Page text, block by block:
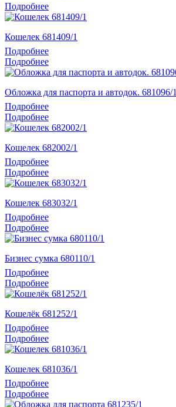
Подробнее
Кошелек 681409/1
Подробнее
Подробнее
Обложка для паспорта и автодок. 681096/1
Подробнее
Подробнее
Кошелек 682002/1
Подробнее
Подробнее
Кошелек 683032/1
Подробнее
Подробнее
Бизнес сумка 680110/1
Подробнее
Подробнее
Кошелёк 681252/1
Подробнее
Подробнее
Кошелек 681036/1
Подробнее
Подробнее